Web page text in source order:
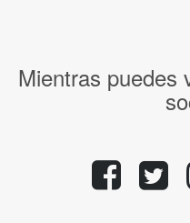
Mientras puedes